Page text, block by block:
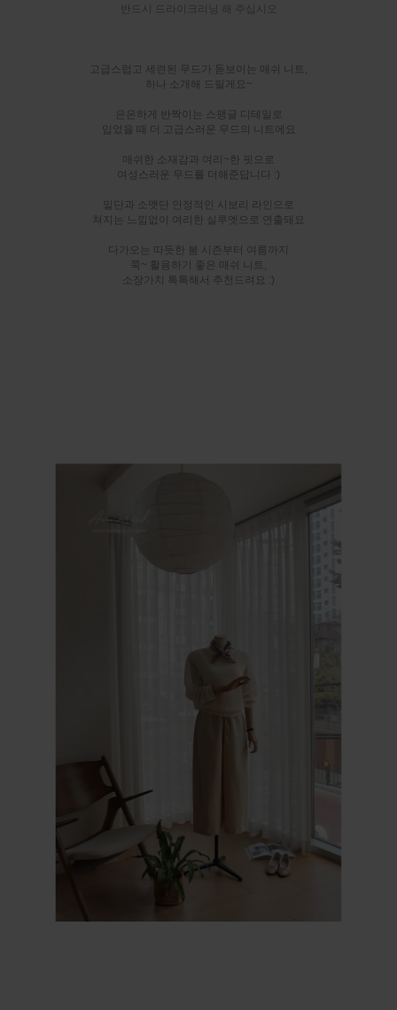
반드시 드라이크리닝 해 주십시오
고급스럽고 세련된 무드가 돋보이는 매쉬 니트,
하나 소개해 드릴게요~
은은하게 반짝이는 스팽글 디테일로
입었을 때 더 고급스러운 무드의 니트에요
매쉬한 소재감과 여리~한 핏으로
여성스러운 무드를 더해준답니다 :)
밑단과 소맷단 안정적인 시보리 라인으로
쳐지는 느낌없이 여리한 실루엣으로 연출돼요
다가오는 따듯한 봄 시즌부터 여름까지
쭉~ 활용하기 좋은 매쉬 니트,
소장가치 톡톡해서 추천드려요 :)